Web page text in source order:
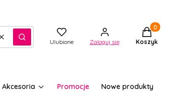
WyczyśćSzukaj Ulubione Zaloguj się
Produkty w
Koszyk
Akcesoria Promocje Nowe produkty